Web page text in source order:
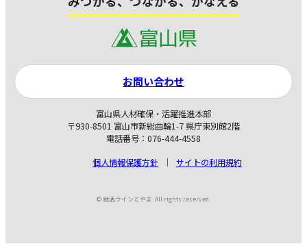
富山県人材確保・活躍推進本部
〒930-8501 富山市新総曲輪1-7 県庁東別館2階
電話番号：076-444-4558
個人情報保護方針
サイトの利用規約
お問い合わせ
© 就活ラインとやま. All rights reserved.